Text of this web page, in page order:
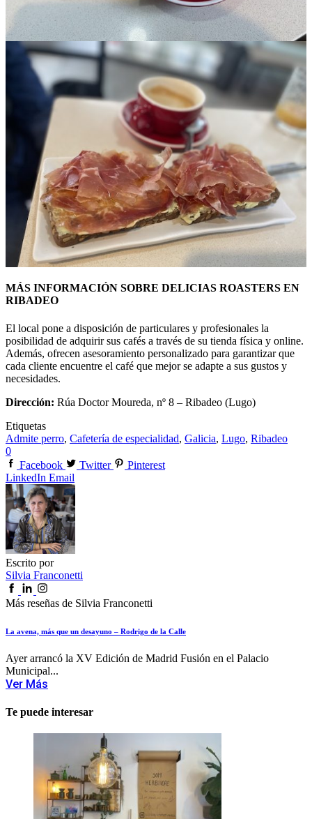
MÁS INFORMACIÓN SOBRE DELICIAS ROASTERS EN
RIBADEO
El local pone a disposición de particulares y profesionales la
posibilidad de adquirir sus cafés a través de su tienda física y online.
Además, ofrecen asesoramiento personalizado para garantizar que
cada cliente encuentre el café que mejor se adapte a sus gustos y
necesidades.
Dirección: Rúa Doctor Moureda, nº 8 – Ribadeo (Lugo)
Etiquetas
Admite perro, Cafetería de especialidad, Galicia, Lugo, Ribadeo
0
Facebook
Twitter
Pinterest
LinkedIn Email
Escrito por
Silvia Franconetti
Más reseñas de Silvia Franconetti
La avena, más que un desayuno – Rodrigo de la Calle
Ayer arrancó la XV Edición de Madrid Fusión en el Palacio
Municipal...
Ver Más
Te puede interesar